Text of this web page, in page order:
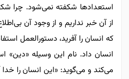
استعدادها شکفته نمی‌شود. چرا
از آن خبر نداریم و از وجود آن
که انسان را آفرید، دستورالعمل
انسان داد. نام این وسیله «دین»
می‌کند و می‌گوید: «این انسان را